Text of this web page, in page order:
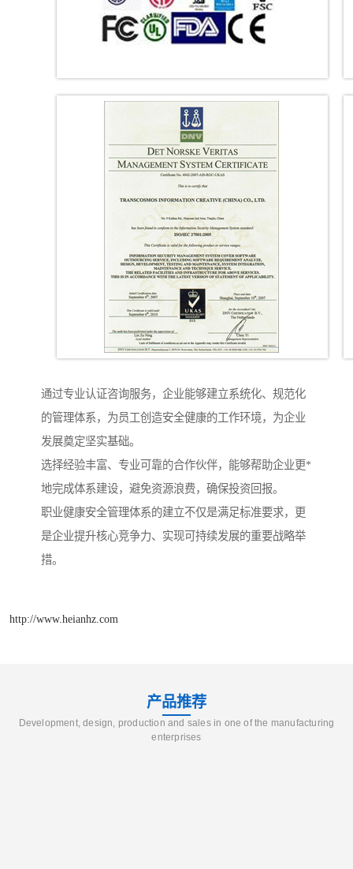
通过专业认证咨询服务，企业能够建立系统化、规范化
的管理体系，为员工创造安全健康的工作环境，为企业
发展奠定坚实基础。
选择经验丰富、专业可靠的合作伙伴，能够帮助企业更*
地完成体系建设，避免资源浪费，确保投资回报。
职业健康安全管理体系的建立不仅是满足标准要求，更
是企业提升核心竞争力、实现可持续发展的重要战略举
措。
http://www.heianhz.com
产品推荐
Development, design, production and sales in one of the manufacturing
enterprises